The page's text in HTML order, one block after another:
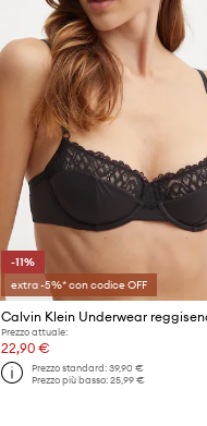
-11%
extra -5%* con codice OFF
Calvin Klein Underwear
Prezzo attuale:
22,90 €
Prezzo standard: 39,90 €
Prezzo più basso: 25,99 €